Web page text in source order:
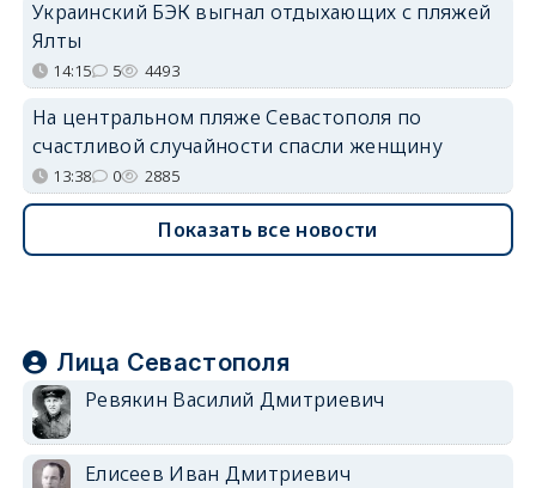
Украинский БЭК выгнал отдыхающих с пляжей
Ялты
14:15 5 4493
На центральном пляже Севастополя по
счастливой случайности спасли женщину
13:38 0 2885
Показать все новости
Лица Севастополя
Ревякин Василий Дмитриевич
Елисеев Иван Дмитриевич